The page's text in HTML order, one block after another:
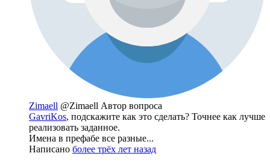
Zimaell @Zimaell Автор вопроса
GavriKos, подскажите как это сделать? Точнее как лучше
реализовать заданное.
Имена в префабе все разные...
Написано более трёх лет назад